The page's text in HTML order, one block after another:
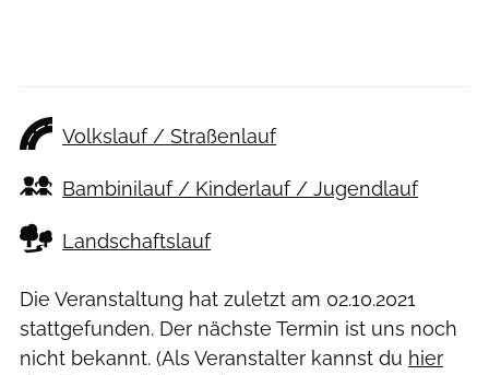
Volkslauf / Straßenlauf
Bambinilauf / Kinderlauf / Jugendlauf
Landschaftslauf
Die Veranstaltung hat zuletzt am 02.10.2021
stattgefunden. Der nächste Termin ist uns noch
nicht bekannt. (Als Veranstalter kannst du hier